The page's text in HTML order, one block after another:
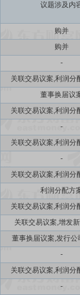
议题涉及内
购并
购并
-
关联交易议案,利润分
董事换届议
关联交易议案,利润分
-
关联交易议案,利润分
-
关联交易议案,利润分
利润分配方
关联交易议案,利润分
关联交易议案,增发
董事换届议案,发行公
-
关联交易议案,利润分
-